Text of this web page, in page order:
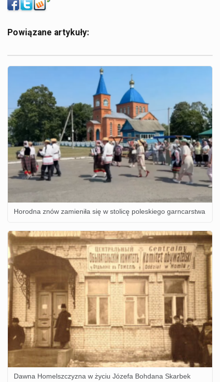
Powiązane artykuły:
Horodna znów zamieniła się w stolicę poleskiego garncarstwa
Dawna Homelszczyzna w życiu Józefa Bohdana Skarbek